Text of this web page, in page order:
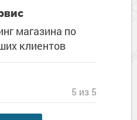
магазина по
клиентов
5 из 5